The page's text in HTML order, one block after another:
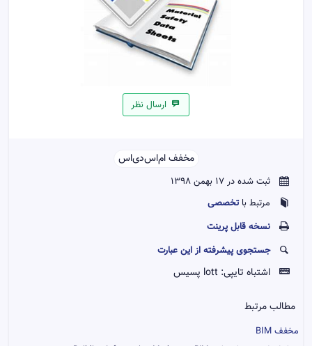
ارسال نظر
مخفف ام‌اس‌دی‌اس‌‌
ثبت شده در 17 بهمن 1398
مرتبط باتخصصی
نسخه قابل پرينت
جستجوی پیشرفته از این عبارت
اشتباه تایپی: lott پسیس
مطالب مرتبط
مخفف BIM